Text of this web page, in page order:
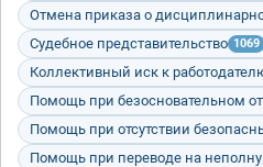
Отмена приказа о
Судебное представительство 1069
Коллективный иск к
Помощь при безосновательном
Помощь при отсутствии
Помощь при переводе на